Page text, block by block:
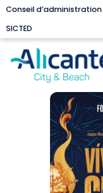
Conseil d’administration
SICTED